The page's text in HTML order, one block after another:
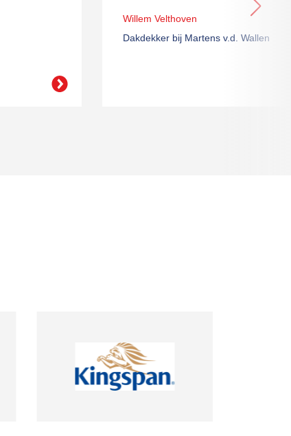
Willem Velthoven
Dakdekker bij Martens v.d. Wallen